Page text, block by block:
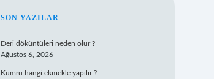
SIDEBAR
SON YAZILAR
Deri döküntüleri neden olur ?
Ağustos 6, 2026
Kumru hangi ekmekle yapılır ?